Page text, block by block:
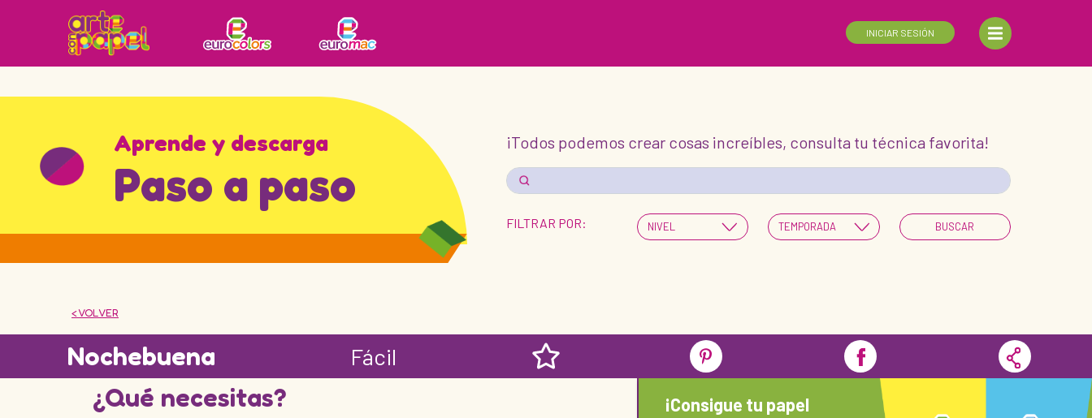
INICIAR SESIÓN
Aprende y descarga
Paso a paso
¡Todos podemos crear cosas increíbles, consulta tu técnica favorita!
FILTRAR POR:
< VOLVER
Nochebuena Fácil
¿Qué necesitas?
¡Consigue tu papel